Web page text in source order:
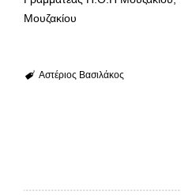
Μουζακίου
Αστέριος Βασιλάκος